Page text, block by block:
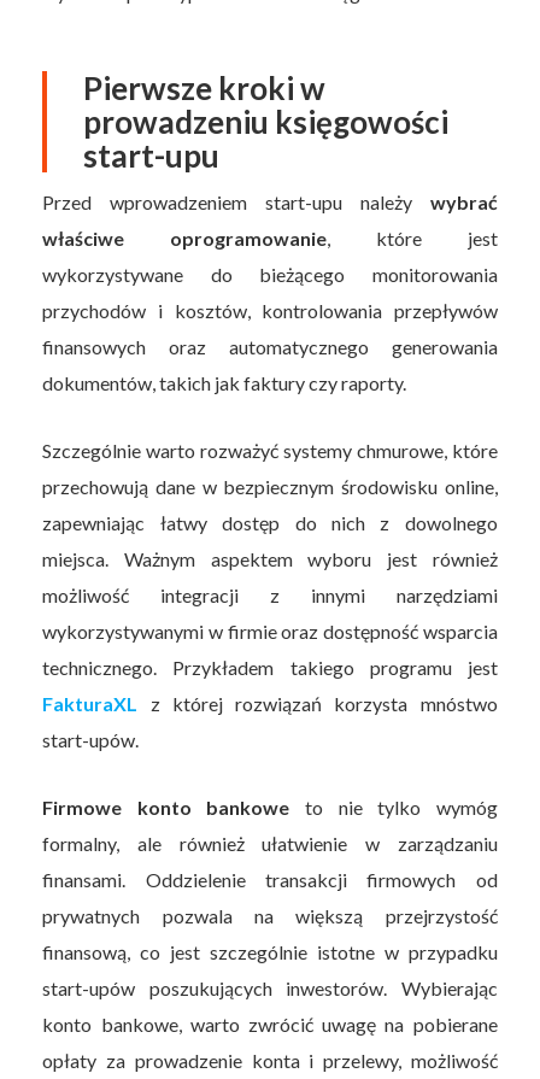
Pierwsze kroki w
prowadzeniu księgowości
start-upu
Przed wprowadzeniem start-upu należy wybrać
właściwe oprogramowanie , które jest
wykorzystywane do bieżącego monitorowania
przychodów i kosztów, kontrolowania przepływów
finansowych oraz automatycznego generowania
dokumentów, takich jak faktury czy raporty.
Szczególnie warto rozważyć systemy chmurowe, które
przechowują dane w bezpiecznym środowisku online,
zapewniając łatwy dostęp do nich z dowolnego
miejsca. Ważnym aspektem wyboru jest również
możliwość integracji z innymi narzędziami
wykorzystywanymi w firmie oraz dostępność wsparcia
technicznego. Przykładem takiego programu jest
FakturaXL
z której rozwiązań korzysta mnóstwo
start-upów.
Firmowe konto bankowe to nie tylko wymóg
formalny, ale również ułatwienie w zarządzaniu
finansami. Oddzielenie transakcji firmowych od
prywatnych pozwala na większą przejrzystość
finansową, co jest szczególnie istotne w przypadku
start-upów poszukujących inwestorów. Wybierając
konto bankowe, warto zwrócić uwagę na pobierane
opłaty za prowadzenie konta i przelewy, możliwość